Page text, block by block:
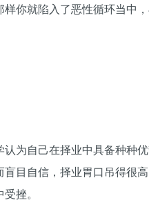
你就陷入了恶性循环当中
认为自己在择业中具备种种
盲目自信，择业胃口吊得很
挫。